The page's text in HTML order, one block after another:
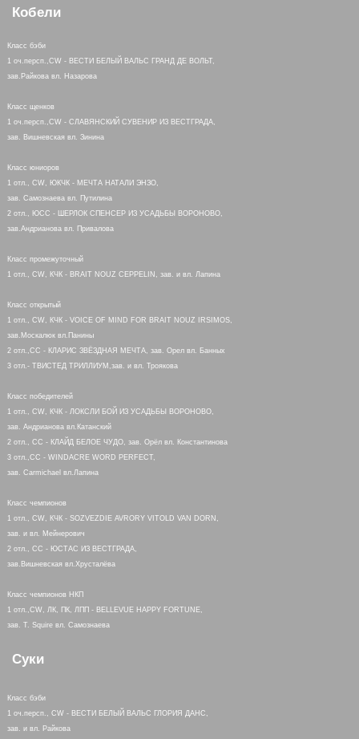
Класс бэби
1 оч.персп.,CW - ВЕСТИ БЕЛЫЙ ВАЛЬС ГРАНД ДЕ ВОЛЬТ,
зав.Райкова вл. Назарова
Класс щенков
1 оч.персп.,CW - СЛАВЯНСКИЙ СУВЕНИР ИЗ ВЕСТГРАДА,
зав. Вишневская вл. Зинина
Класс юниоров
1 отл., CW, ЮКЧК - МЕЧТА НАТАЛИ ЭНЗО,
зав. Самознаева вл. Путилина
2 отл., ЮСС - ШЕРЛОК СПЕНСЕР ИЗ УСАДЬБЫ ВОРОНОВО,
зав.Андрианова вл. Привалова
Класс промежуточный
1 отл., CW, КЧК - BRAIT NOUZ CEPPELIN, зав. и вл. Лапина
Класс открытый
1 отл., CW, КЧК - VOICE OF MIND FOR BRAIT NOUZ IRSIMOS,
зав.Москалюк вл.Панины
2 отл.,СС - КЛАРИС ЗВЁЗДНАЯ МЕЧТА, зав. Орел вл. Банных
3 отл.- ТВИСТЕД ТРИЛЛИУМ,зав. и вл. Троякова
Класс победителей
1 отл., CW, КЧК - ЛОКСЛИ БОЙ ИЗ УСАДЬБЫ ВОРОНОВО,
зав. Андрианова вл.Катанский
2 отл., СС - КЛАЙД БЕЛОЕ ЧУДО, зав. Орёл вл. Константинова
3 отл.,СС - WINDACRE WORD PERFECT,
зав. Carmichael вл.Лапина
Класс чемпионов
1 отл., CW, КЧК - SOZVEZDIE AVRORY VITOLD VAN DORN,
зав. и вл. Мейнерович
2 отл., СС - ЮСТАС ИЗ ВЕСТГРАДА,
зав.Вишневская вл.Хрусталёва
Класс чемпионов НКП
1 отл.,CW, ЛК, ПК, ЛПП - BELLEVUE HAPPY FORTUNE,
зав. T. Squire вл. Самознаева
Класс бэби
1 оч.персп., CW - ВЕСТИ БЕЛЫЙ ВАЛЬС ГЛОРИЯ ДАНС,
зав. и вл. Райкова
Суки
Кобели